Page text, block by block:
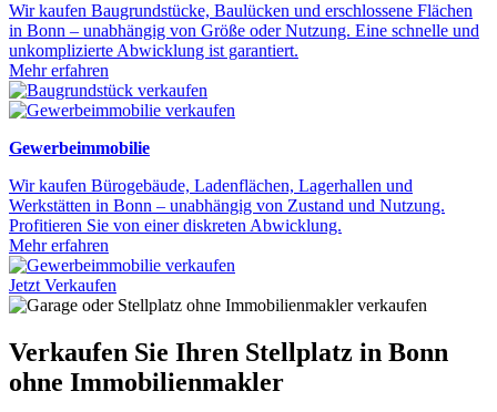
Wir kaufen Baugrundstücke, Baulücken und erschlossene Flächen
in Bonn – unabhängig von Größe oder Nutzung. Eine schnelle und
unkomplizierte Abwicklung ist garantiert.
Mehr erfahren
Gewerbeimmobilie
Wir kaufen Bürogebäude, Ladenflächen, Lagerhallen und
Werkstätten in Bonn – unabhängig von Zustand und Nutzung.
Profitieren Sie von einer diskreten Abwicklung.
Mehr erfahren
Jetzt Verkaufen
Verkaufen Sie Ihren Stellplatz in Bonn
ohne Immobilienmakler